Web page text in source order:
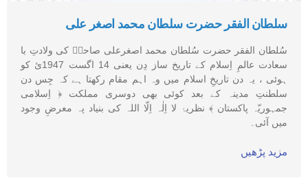
سلطان الفقر حضرت سلطان محمد اصغر علی
سُلطان الفقر حضرت سُلطان محمد اصغرعلی صاحبؒ کی ولادتِ با
سعادت عالمِ اِسلام کے تاریخ ساز دِن یعنی 14 اگست 1947ئ کو
ہوئی ، یہ دن تاریخِ اسلام میں وہ اہم مقام رکھتا ہے کہ جِس دن
سلطنتِ مدینہ کے بعد کوئی بھی دوسری مملکت ﴿ اِسلامی
جمہوریّہ پاکستان ﴾ نظریۂ لا اِلٰہ اِلّا اللہ کی بنیاد پہ معرضِ وجود
میں آئی۔
مزید پڑھیں